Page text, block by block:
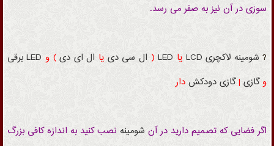
سوزی در آن نیز به صفر می رسد.
? شومینه لاکچری LCD یا LED
( ال سی دی یا ال ای دی) و LED برقی
وگازی|گازی دودکشدار
اگر فضایی که تصمیم دارید در آن شومینهنصب کنید به اندازه کافی بزرگ